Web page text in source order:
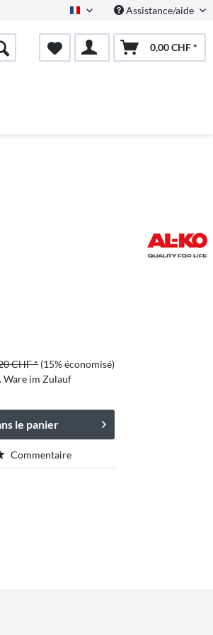
FranzösischAssistance/aide
0,00 CHF *
CHF * (15% économisé)
Ware im Zulauf
le panier
Commentaire